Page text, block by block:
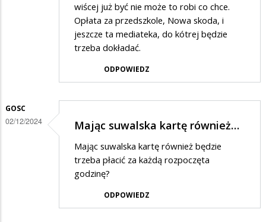
wiścej już być nie może to robi co chce.
Opłata za przedszkole, Nowa skoda, i
jeszcze ta mediateka, do kótrej będzie
trzeba dokładać.
ODPOWIEDZ
GOSC
02/12/2024 Mając suwalska kartę również…
Mając suwalska kartę również będzie
trzeba płacić za każdą rozpoczęta
godzinę?
ODPOWIEDZ